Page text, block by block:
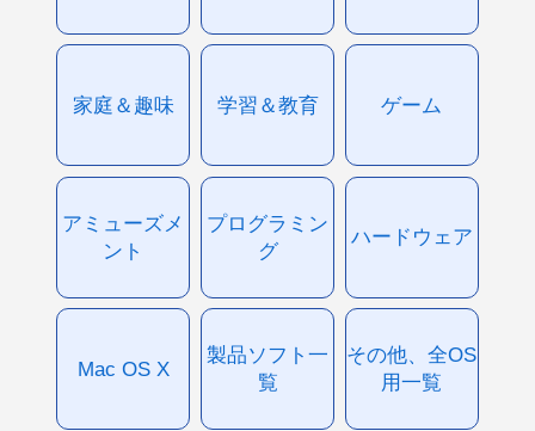
家庭＆趣味 学習＆教育 ゲーム
アミューズメ
ント
プログラミン
グ
ハードウェア
Mac OS X
製品ソフト一
覧
その他、全OS
用一覧